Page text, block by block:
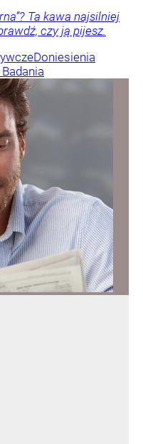
Ta kawa najsilniej
czy ją pijesz.
Doniesienia
Badania